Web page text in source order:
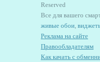
Reserved
Все для вашего
живые обои,
Реклама на сайте
Правообладателям
Как качать с